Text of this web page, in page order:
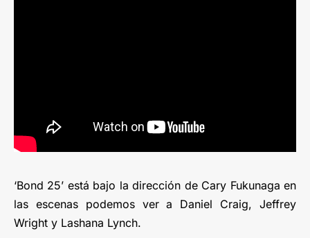
‘Bond 25’ está bajo la dirección de Cary Fukunaga en
las escenas podemos ver a Daniel Craig, Jeffrey
Wright y Lashana Lynch.